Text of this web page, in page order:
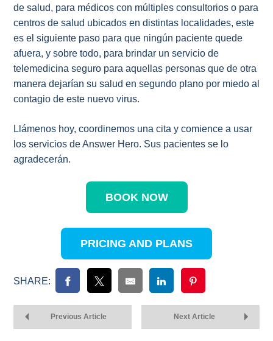
de salud, para médicos con múltiples consultorios o para
centros de salud ubicados en distintas localidades, este
es el siguiente paso para que ningún paciente quede
afuera, y sobre todo, para brindar un servicio de
telemedicina seguro para aquellas personas que de otra
manera dejarían su salud en segundo plano por miedo al
contagio de este nuevo virus.
Llámenos hoy, coordinemos una cita y comience a usar
los servicios de Answer Hero. Sus pacientes se lo
agradecerán.
BOOK NOW
PRICING AND PLANS
SHARE:
Previous Article Next Article